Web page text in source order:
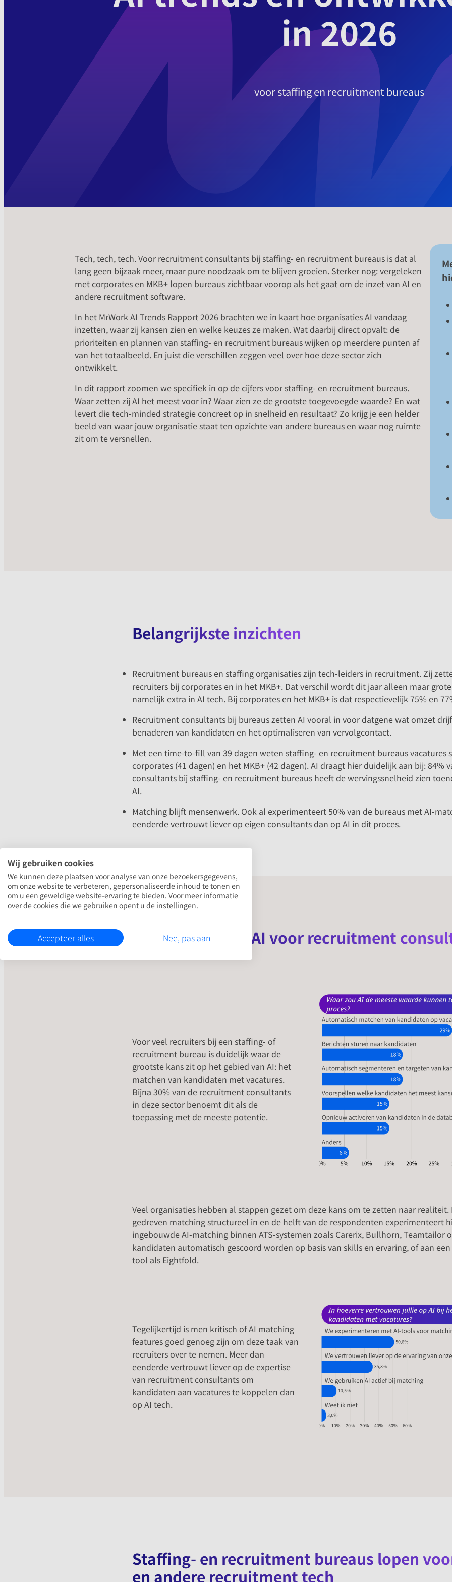
in 2026
voor staffing en recruitment bureaus
Tech, tech, tech. Voor recruitment consultants bij staffing- en recruitment bureaus is dat al
lang geen bijzaak meer, maar pure noodzaak om te blijven groeien. Sterker nog: vergeleken
met corporates en MKB+ lopen bureaus zichtbaar voorop als het gaat om de inzet van AI en
andere recruitment software.
In het MrWork AI Trends Rapport 2026 brachten we in kaart hoe organisaties AI vandaag
inzetten, waar zij kansen zien en welke keuzes ze maken. Wat daarbij direct opvalt: de
prioriteiten en plannen van staffing- en recruitment bureaus wijken op meerdere punten af
van het totaalbeeld. En juist die verschillen zeggen veel over hoe deze sector zich
ontwikkelt.
In dit rapport zoomen we specifiek in op de cijfers voor staffing- en recruitment bureaus.
Waar zetten zij AI het meest voor in? Waar zien ze de grootste toegevoegde waarde? En wat
levert die tech-minded strategie concreet op in snelheid en resultaat? Zo krijg je een helder
beeld van waar jouw organisatie staat ten opzichte van andere bureaus en waar nog ruimte
zit om te versnellen.
Belangrijkste inzichten
Recruitment bureaus en staffing organisaties zijn tech-leiders in recruitment. Zij
recruiters bij corporates en in het MKB+. Dat verschil wordt dit jaar alleen maar
namelijk extra in AI tech. Bij corporates en het MKB+ is dat respectievelijk 75% en
Recruitment consultants bij bureaus zetten AI vooral in voor datgene wat omzet
benaderen van kandidaten en het optimaliseren van vervolgcontact.
Met een time-to-fill van 39 dagen weten staffing- en recruitment bureaus vacatures
corporates (41 dagen) en het MKB+ (42 dagen). AI draagt hier duidelijk aan bij: 84%
consultants bij staffing- en recruitment bureaus heeft de wervingssnelheid zien
AI.
Matching blijft mensenwerk. Ook al experimenteert 50% van de bureaus met AI-
eenderde vertrouwt liever op eigen consultants dan op AI in dit proces.
De potentie van AI voor recruitment
Voor veel recruiters bij een staffing- of
recruitment bureau is duidelijk waar de
grootste kans zit op het gebied van AI: het
matchen van kandidaten met vacatures.
Bijna 30% van de recruitment consultants
in deze sector benoemt dit als de
toepassing met de meeste potentie.
Veel organisaties hebben al stappen gezet om deze kans om te zetten naar realiteit.
gedreven matching structureel in en de helft van de respondenten experimenteert
ingebouwde AI-matching binnen ATS-systemen zoals Carerix, Bullhorn, Teamtailor
kandidaten automatisch gescoord worden op basis van skills en ervaring, of aan
tool als Eightfold.
Tegelijkertijd is men kritisch of AI matching
features goed genoeg zijn om deze taak van
recruiters over te nemen. Meer dan
eenderde vertrouwt liever op de expertise
van recruitment consultants om
kandidaten aan vacatures te koppelen dan
op AI tech.
Staffing- en recruitment bureaus lopen
en andere recruitment tech
Wij gebruiken cookies
We kunnen deze plaatsen voor analyse van onze bezoekersgegevens,
om onze website te verbeteren, gepersonaliseerde inhoud te tonen en
om u een geweldige website-ervaring te bieden. Voor meer informatie
over de cookies die we gebruiken opent u de instellingen.
Accepteer alles Nee, pas aan